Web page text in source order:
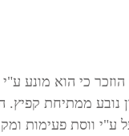
כי הוא מונע
נובע ממתיחת קפיץ.
ע"י ווסת פעימות